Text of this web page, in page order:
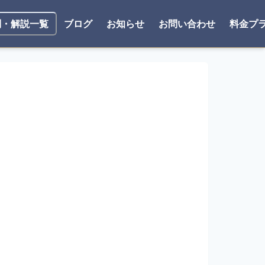
解説一覧 ブログ お知らせ お問い合わせ 料金プ